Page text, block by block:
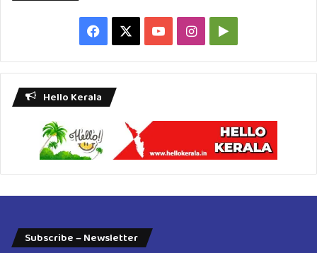
Facebook YouTubeInstagramGoogle
Play
Hello Kerala
Subscribe – Newsletter